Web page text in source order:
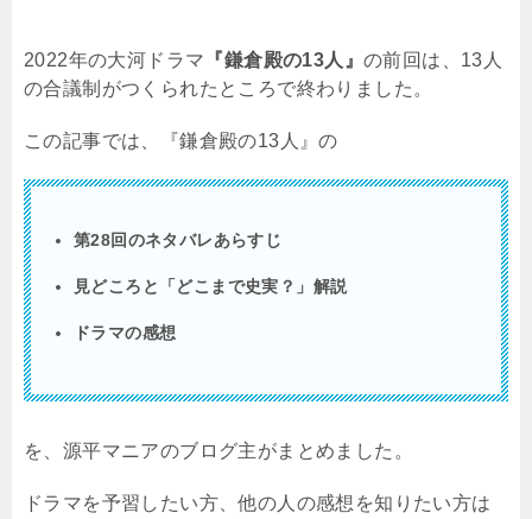
2022年の大河ドラマ 『鎌倉殿の13人』の前回は、13人
の合議制がつくられたところで終わりました。
この記事では、『鎌倉殿の13 人』の
第28回のネタバレあらすじ
見どころと「どこまで史実？」解説
ドラマの感想
を、源平マニアのブログ主がまとめました。
ドラマを予習したい方、他の人の感想を知りたい方は